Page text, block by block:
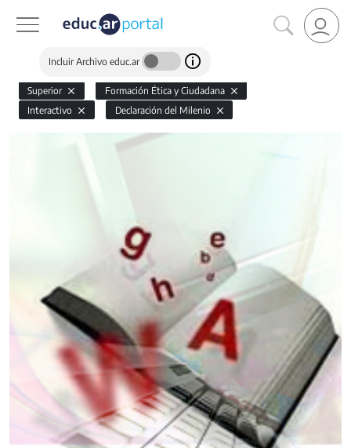
Incluir Archivo educ.ar
Superior
Formación Ética y Ciudadana
Interactivo
Declaración del Milenio